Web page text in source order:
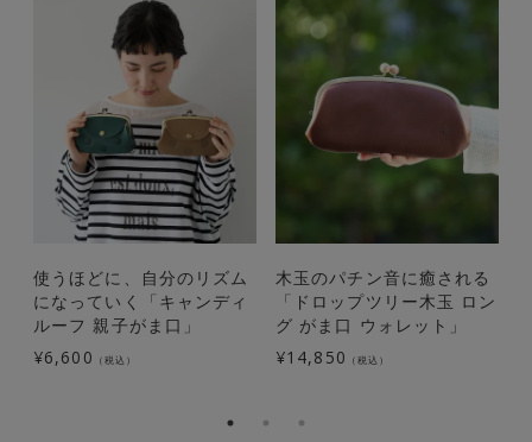
使うほどに、自分のリズム
になっていく「キャンディ
ルーフ 親子がま口」
¥6,600 （税込）
木玉のパチン音に癒される
「ドロップツリー木玉 ロン
グ がま口 ウォレット」
¥14,850 （税込）